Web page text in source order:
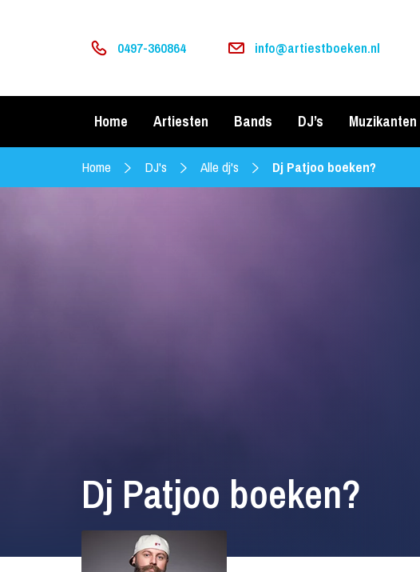
0497-360864 info@artiestboeken.nl
Home Artiesten Bands DJ’s Muzikanten
Home DJ's Alle dj's Dj Patjoo boeken?
Dj Patjoo boeken?